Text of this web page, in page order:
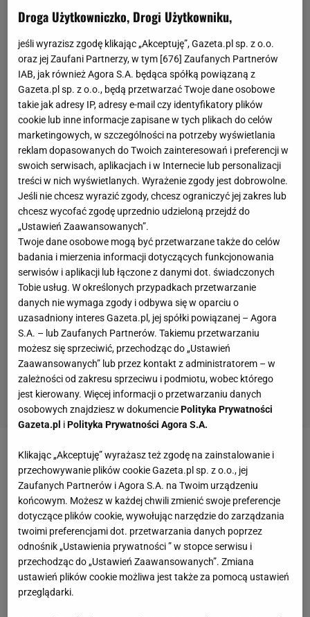
Trwające mistrzostwa świata wsiatkówcesą dla
polskiej reprezentacji ważnym turniejem chociażby,
dlatego że Polacy bronią tytułu mistrzów świata z
2014 roku. Póki co drużyna Vitala Heynena idzie jak
burza i nie pozostawia większych szans swoim
rywalom. Czy tak będzie do końca?
Vital Heynen: Nie wiem, czy Bartosz Kurek jest w
Droga Użytkowniczko, Drogi Użytkowniku,
jeśli wyrazisz zgodę klikając „Akceptuję”, Gazeta.pl sp. z o.o.
oraz jej Zaufani Partnerzy, w tym [676] Zaufanych Partnerów
IAB, jak również Agora S.A. będąca spółką powiązaną z
Gazeta.pl sp. z o.o., będą przetwarzać Twoje dane osobowe
takie jak adresy IP, adresy e-mail czy identyfikatory plików
cookie lub inne informacje zapisane w tych plikach do celów
marketingowych, w szczególności na potrzeby wyświetlania
reklam dopasowanych do Twoich zainteresowań i preferencji w
swoich serwisach, aplikacjach i w Internecie lub personalizacji
treści w nich wyświetlanych. Wyrażenie zgody jest dobrowolne.
Jeśli nie chcesz wyrazić zgody, chcesz ograniczyć jej zakres lub
chcesz wycofać zgodę uprzednio udzieloną przejdź do
„Ustawień Zaawansowanych”.
Twoje dane osobowe mogą być przetwarzane także do celów
badania i mierzenia informacji dotyczących funkcjonowania
serwisów i aplikacji lub łączone z danymi dot. świadczonych
Tobie usług. W określonych przypadkach przetwarzanie
danych nie wymaga zgody i odbywa się w oparciu o
uzasadniony interes Gazeta.pl, jej spółki powiązanej – Agora
S.A. – lub Zaufanych Partnerów. Takiemu przetwarzaniu
możesz się sprzeciwić, przechodząc do „Ustawień
Zaawansowanych” lub przez kontakt z administratorem – w
zależności od zakresu sprzeciwu i podmiotu, wobec którego
jest kierowany. Więcej informacji o przetwarzaniu danych
osobowych znajdziesz w dokumenciePolityka Prywatności
Gazeta.pl iPolityka Prywatności Agora S.A.
Klikając „Akceptuję” wyrażasz też zgodę na zainstalowanie i
przechowywanie plików cookie Gazeta.pl sp. z o.o., jej
Zaufanych Partnerów i Agora S.A. na Twoim urządzeniu
końcowym. Możesz w każdej chwili zmienić swoje preferencje
dotyczące plików cookie, wywołując narzędzie do zarządzania
twoimi preferencjami dot. przetwarzania danych poprzez
odnośnik „Ustawienia prywatności ” w stopce serwisu i
przechodząc do „Ustawień Zaawansowanych”. Zmiana
ustawień plików cookie możliwa jest także za pomocą ustawień
przeglądarki.